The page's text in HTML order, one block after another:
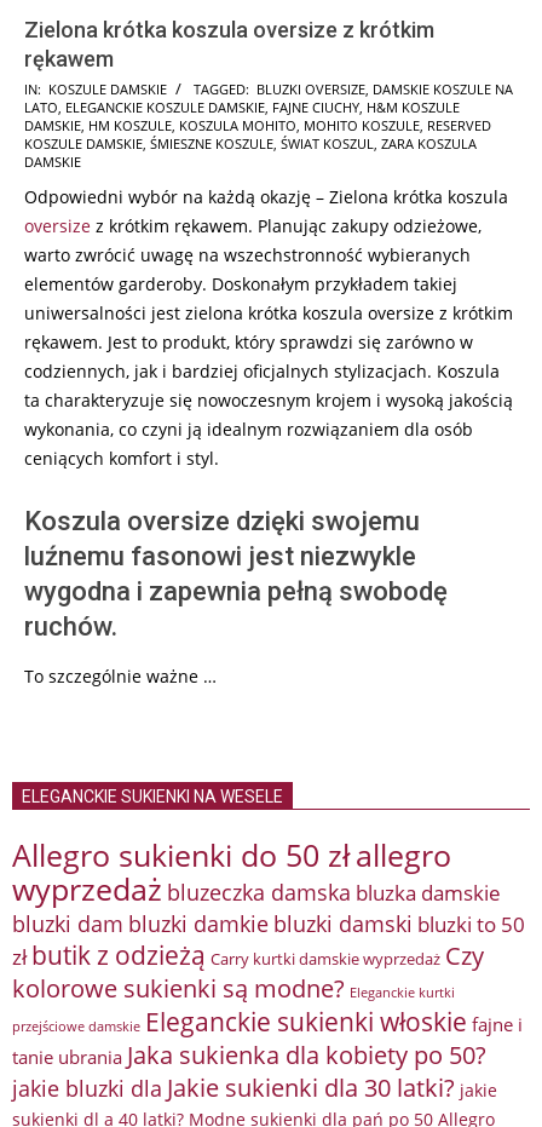
Zielona krótka koszula oversize z krótkim
rękawem
2024-
06-
08
IN: KOSZULE DAMSKIE TAGGED: BLUZKI OVERSIZE, DAMSKIE KOSZULE NA
LATO, ELEGANCKIE KOSZULE DAMSKIE, FAJNE CIUCHY, H&M KOSZULE
DAMSKIE, HM KOSZULE, KOSZULA MOHITO, MOHITO KOSZULE, RESERVED
KOSZULE DAMSKIE, ŚMIESZNE KOSZULE, ŚWIAT KOSZUL, ZARA KOSZULA
DAMSKIE
Odpowiedni wybór na każdą okazję – Zielona krótka koszula
oversize z krótkim rękawem. Planując zakupy odzieżowe,
warto zwrócić uwagę na wszechstronność wybieranych
elementów garderoby. Doskonałym przykładem takiej
uniwersalności jest zielona krótka koszula oversize z krótkim
rękawem. Jest to produkt, który sprawdzi się zarówno w
codziennych, jak i bardziej oficjalnych stylizacjach. Koszula
ta charakteryzuje się nowoczesnym krojem i wysoką jakością
wykonania, co czyni ją idealnym rozwiązaniem dla osób
ceniących komfort i styl.
Koszula oversize dzięki swojemu
luźnemu fasonowi jest niezwykle
wygodna i zapewnia pełną swobodę
ruchów.
To szczególnie ważne …
ELEGANCKIE SUKIENKI NA WESELE
Allegro sukienki do 50 złallegro
wyprzedaż bluzeczka damska bluzka damskie
bluzki dam bluzki damkie bluzki damski bluzki to 50
zł butik z odzieżą Carry kurtki damskie wyprzedaż Czy
kolorowe sukienki są modne? Eleganckie kurtki
przejściowe damskie Eleganckie sukienki włoskie fajne i
tanie ubrania Jaka sukienka dla kobiety po 50?
jakie bluzki dla Jakie sukienki dla 30 latki? jakie
sukienki dl a 40 latki? Modne sukienki dla pań po 50 Allegro